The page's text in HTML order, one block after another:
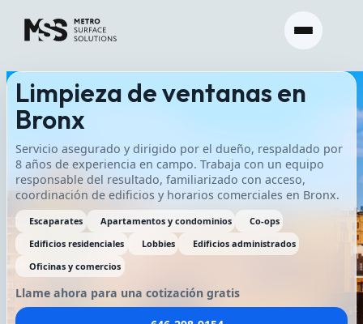
Limpieza de ventanas en
Bronx
Servicio asegurado y dirigido por el dueño, respaldado por
8 años de experiencia en campo. Trabaja con un equipo
responsable del resultado, familiarizado con acceso,
coordinación de edificios y horarios comerciales en Bronx.
Escaparates Apartamentos y condominios
Co-ops
Edificios residenciales
Lobbies
Edificios administrados
Oficinas y comercios
Llame ahora para una cotización gratis